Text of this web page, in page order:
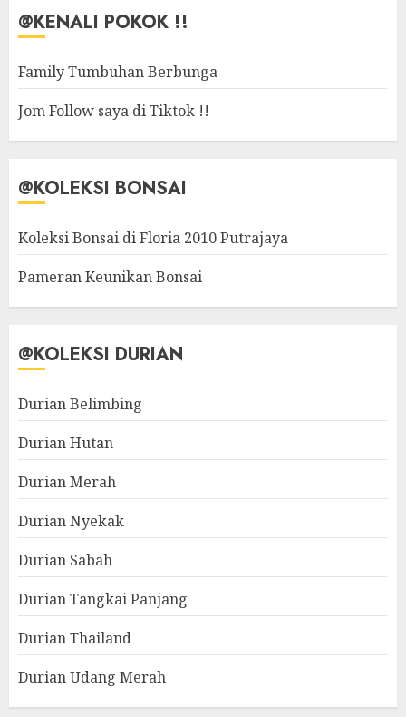
@KENALI POKOK !!
Family Tumbuhan Berbunga
Jom Follow saya di Tiktok !!
@KOLEKSI BONSAI
Koleksi Bonsai di Floria 2010 Putrajaya
Pameran Keunikan Bonsai
@KOLEKSI DURIAN
Durian Belimbing
Durian Hutan
Durian Merah
Durian Nyekak
Durian Sabah
Durian Tangkai Panjang
Durian Thailand
Durian Udang Merah